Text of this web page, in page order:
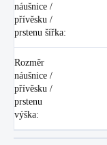
náušnice /
přívěsku /
prstenu šířka:
Rozměr
náušnice /
přívěsku /
prstenu
výška: